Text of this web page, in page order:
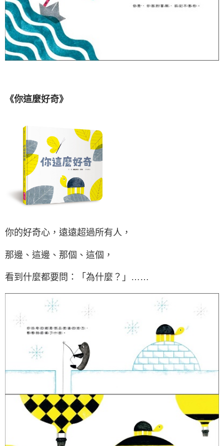
《你這麼好奇》
你的好奇心，遠遠超過所有人，
那邊、這邊、那個、這個，
看到什麼都要問：「為什麼？」……